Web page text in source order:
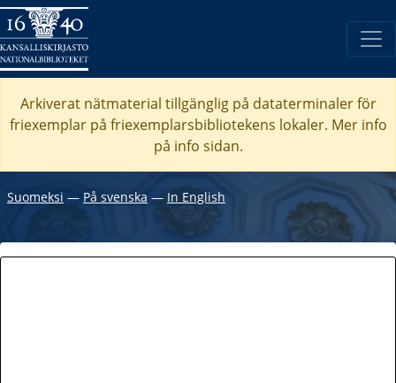
Arkiverat nätmaterial tillgänglig på dataterminaler för
friexemplar på friexemplarsbibliotekens lokaler. Mer info
på info sidan.
Suomeksi ― På svenska ― In English